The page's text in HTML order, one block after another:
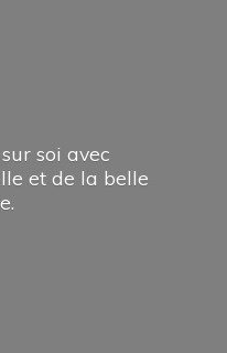
soi avec
et de la belle